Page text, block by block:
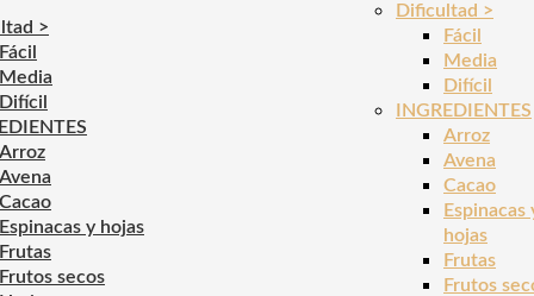
>
Fácil
Media
Difícil
Arroz
Avena
Cacao
Espinacas y hojas
Frutas
Frutos secos
Dificultad >
Fácil
Media
Difícil
INGREDIENTES
Arroz
Avena
Cacao
Espinacas
hojas
Frutas
Frutos